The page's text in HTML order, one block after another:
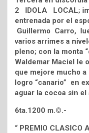
2 IDOLA LOCAL;
entrenada por el
Guillermo Carro,
varios arrimes a
pleno; con la monta
Waldemar Maciel le
que mejore mucho
logro “canario” en
aguar la cocoa sin el
6ta.1200 m.©.-
“ PREMIO CLASICO